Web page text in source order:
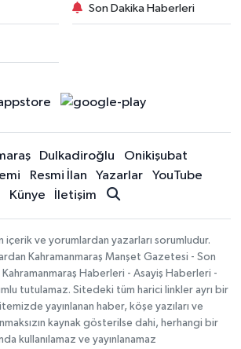
Son Dakika Haberleri
Dulkadiroğlu
Onikişubat
Resmi İlan Yazarlar
YouTube
Künye
İletişim
içerik ve yorumlardan yazarları sorumludur.
Kahramanmaraş Manşet Gazetesi - Son
Haberleri - Asayiş Haberleri -
tutulamaz. Sitedeki tüm harici linkler ayrı bir
yayınlanan haber, köşe yazıları ve
kaynak gösterilse dahi, herhangi bir
kullanılamaz ve yayınlanamaz